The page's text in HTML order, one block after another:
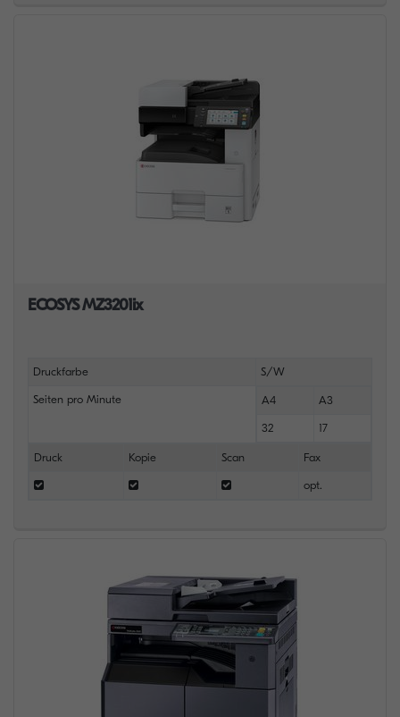
ECOSYS MZ3201ix
Druckfarbe S/W
Seiten pro Minute A4 A3
32 17
Druck Kopie Scan Fax
opt.